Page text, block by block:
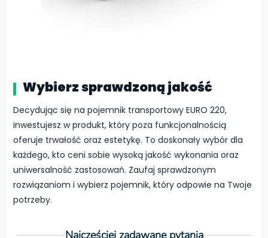
Wybierz sprawdzoną jakość
Decydując się na pojemnik transportowy EURO 220,
inwestujesz w produkt, który poza funkcjonalnością
oferuje trwałość oraz estetykę. To doskonały wybór dla
każdego, kto ceni sobie wysoką jakość wykonania oraz
uniwersalność zastosowań. Zaufaj sprawdzonym
rozwiązaniom i wybierz pojemnik, który odpowie na Twoje
potrzeby.